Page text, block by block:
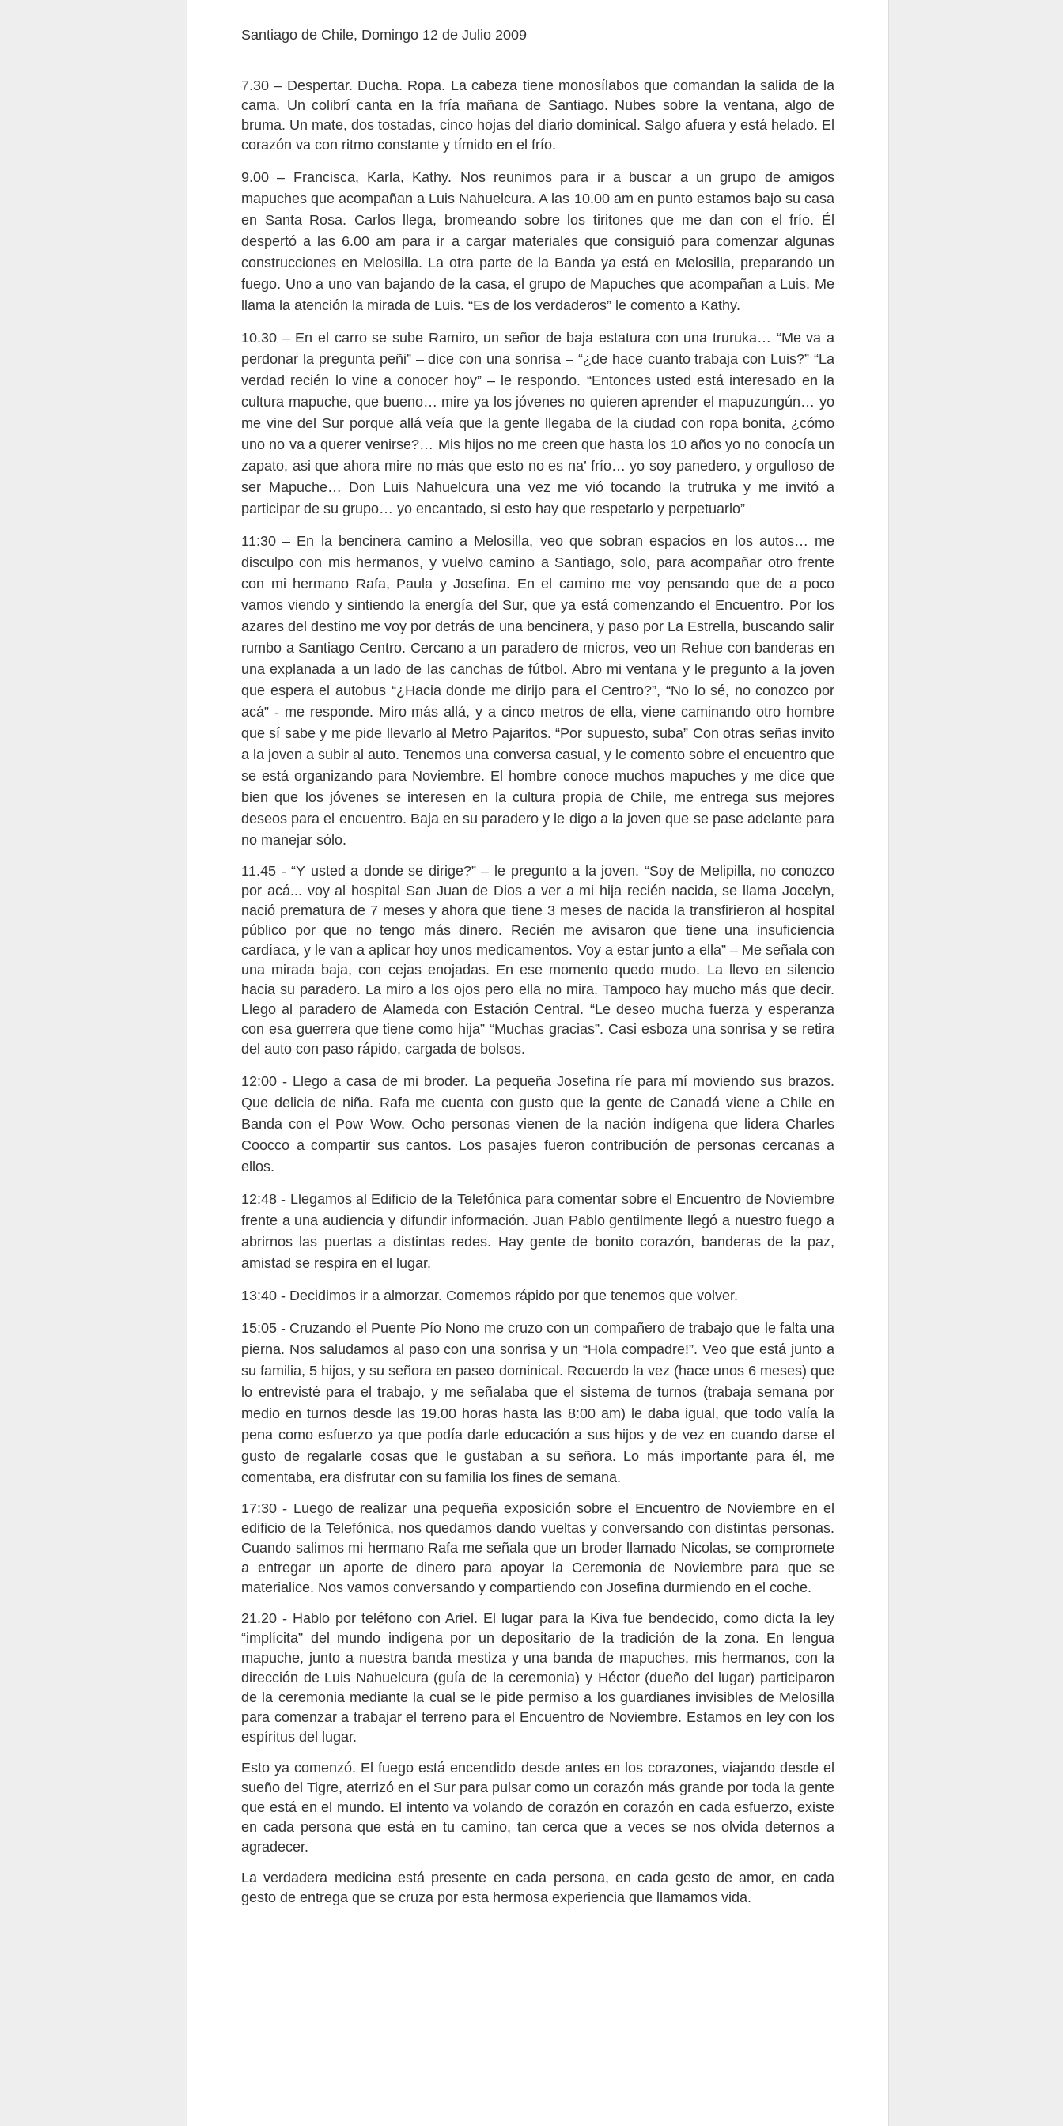
Santiago de Chile, Domingo 12 de Julio 2009
7.30 – Despertar. Ducha. Ropa. La cabeza tiene monosílabos que comandan la salida de la
cama. Un colibrí canta en la fría mañana de Santiago. Nubes sobre la ventana, algo de
bruma. Un mate, dos tostadas, cinco hojas del diario dominical. Salgo afuera y está helado. El
corazón va con ritmo constante y tímido en el frío.
9.00 – Francisca, Karla, Kathy. Nos reunimos para ir a buscar a un grupo de amigos
mapuches que acompañan a Luis Nahuelcura. A las 10.00 am en punto estamos bajo su casa
en Santa Rosa. Carlos llega, bromeando sobre los tiritones que me dan con el frío. Él
despertó a las 6.00 am para ir a cargar materiales que consiguió para comenzar algunas
construcciones en Melosilla. La otra parte de la Banda ya está en Melosilla, preparando un
fuego. Uno a uno van bajando de la casa, el grupo de Mapuches que acompañan a Luis. Me
llama la atención la mirada de Luis. “Es de los verdaderos” le comento a Kathy.
10.30 – En el carro se sube Ramiro, un señor de baja estatura con una truruka… “Me va a
perdonar la pregunta peñi” – dice con una sonrisa – “¿de hace cuanto trabaja con Luis?” “La
verdad recién lo vine a conocer hoy” – le respondo. “Entonces usted está interesado en la
cultura mapuche, que bueno… mire ya los jóvenes no quieren aprender el mapuzungún… yo
me vine del Sur porque allá veía que la gente llegaba de la ciudad con ropa bonita, ¿cómo
uno no va a querer venirse?… Mis hijos no me creen que hasta los 10 años yo no conocía un
zapato, asi que ahora mire no más que esto no es na’ frío… yo soy panedero, y orgulloso de
ser Mapuche… Don Luis Nahuelcura una vez me vió tocando la trutruka y me invitó a
participar de su grupo… yo encantado, si esto hay que respetarlo y perpetuarlo”
11:30 – En la bencinera camino a Melosilla, veo que sobran espacios en los autos… me
disculpo con mis hermanos, y vuelvo camino a Santiago, solo, para acompañar otro frente
con mi hermano Rafa, Paula y Josefina. En el camino me voy pensando que de a poco
vamos viendo y sintiendo la energía del Sur, que ya está comenzando el Encuentro. Por los
azares del destino me voy por detrás de una bencinera, y paso por La Estrella, buscando salir
rumbo a Santiago Centro. Cercano a un paradero de micros, veo un Rehue con banderas en
una explanada a un lado de las canchas de fútbol. Abro mi ventana y le pregunto a la joven
que espera el autobus “¿Hacia donde me dirijo para el Centro?”, “No lo sé, no conozco por
acá” - me responde. Miro más allá, y a cinco metros de ella, viene caminando otro hombre
que sí sabe y me pide llevarlo al Metro Pajaritos. “Por supuesto, suba” Con otras señas invito
a la joven a subir al auto. Tenemos una conversa casual, y le comento sobre el encuentro que
se está organizando para Noviembre. El hombre conoce muchos mapuches y me dice que
bien que los jóvenes se interesen en la cultura propia de Chile, me entrega sus mejores
deseos para el encuentro. Baja en su paradero y le digo a la joven que se pase adelante para
no manejar sólo.
11.45 - “Y usted a donde se dirige?” – le pregunto a la joven. “Soy de Melipilla, no conozco
por acá... voy al hospital San Juan de Dios a ver a mi hija recién nacida, se llama Jocelyn,
nació prematura de 7 meses y ahora que tiene 3 meses de nacida la transfirieron al hospital
público por que no tengo más dinero. Recién me avisaron que tiene una insuficiencia
cardíaca, y le van a aplicar hoy unos medicamentos. Voy a estar junto a ella” – Me señala con
una mirada baja, con cejas enojadas. En ese momento quedo mudo. La llevo en silencio
hacia su paradero. La miro a los ojos pero ella no mira. Tampoco hay mucho más que decir.
Llego al paradero de Alameda con Estación Central. “Le deseo mucha fuerza y esperanza
con esa guerrera que tiene como hija” “Muchas gracias”. Casi esboza una sonrisa y se retira
del auto con paso rápido, cargada de bolsos.
12:00 - Llego a casa de mi broder. La pequeña Josefina ríe para mí moviendo sus brazos.
Que delicia de niña. Rafa me cuenta con gusto que la gente de Canadá viene a Chile en
Banda con el Pow Wow. Ocho personas vienen de la nación indígena que lidera Charles
Coocco a compartir sus cantos. Los pasajes fueron contribución de personas cercanas a
ellos.
12:48 - Llegamos al Edificio de la Telefónica para comentar sobre el Encuentro de Noviembre
frente a una audiencia y difundir información. Juan Pablo gentilmente llegó a nuestro fuego a
abrirnos las puertas a distintas redes. Hay gente de bonito corazón, banderas de la paz,
amistad se respira en el lugar.
13:40 - Decidimos ir a almorzar. Comemos rápido por que tenemos que volver.
15:05 - Cruzando el Puente Pío Nono me cruzo con un compañero de trabajo que le falta una
pierna. Nos saludamos al paso con una sonrisa y un “Hola compadre!”. Veo que está junto a
su familia, 5 hijos, y su señora en paseo dominical. Recuerdo la vez (hace unos 6 meses) que
lo entrevisté para el trabajo, y me señalaba que el sistema de turnos (trabaja semana por
medio en turnos desde las 19.00 horas hasta las 8:00 am) le daba igual, que todo valía la
pena como esfuerzo ya que podía darle educación a sus hijos y de vez en cuando darse el
gusto de regalarle cosas que le gustaban a su señora. Lo más importante para él, me
comentaba, era disfrutar con su familia los fines de semana.
17:30 - Luego de realizar una pequeña exposición sobre el Encuentro de Noviembre en el
edificio de la Telefónica, nos quedamos dando vueltas y conversando con distintas personas.
Cuando salimos mi hermano Rafa me señala que un broder llamado Nicolas, se compromete
a entregar un aporte de dinero para apoyar la Ceremonia de Noviembre para que se
materialice. Nos vamos conversando y compartiendo con Josefina durmiendo en el coche.
21.20 - Hablo por teléfono con Ariel. El lugar para la Kiva fue bendecido, como dicta la ley
“implícita” del mundo indígena por un depositario de la tradición de la zona. En lengua
mapuche, junto a nuestra banda mestiza y una banda de mapuches, mis hermanos, con la
dirección de Luis Nahuelcura (guía de la ceremonia) y Héctor (dueño del lugar) participaron
de la ceremonia mediante la cual se le pide permiso a los guardianes invisibles de Melosilla
para comenzar a trabajar el terreno para el Encuentro de Noviembre. Estamos en ley con los
espíritus del lugar.
Esto ya comenzó. El fuego está encendido desde antes en los corazones, viajando desde el
sueño del Tigre, aterrizó en el Sur para pulsar como un corazón más grande por toda la gente
que está en el mundo. El intento va volando de corazón en corazón en cada esfuerzo, existe
en cada persona que está en tu camino, tan cerca que a veces se nos olvida deternos a
agradecer.
La verdadera medicina está presente en cada persona, en cada gesto de amor, en cada
gesto de entrega que se cruza por esta hermosa experiencia que llamamos vida.
Hikuri Neirra I En breve Raíces de la Tierra
1
Flores del Mayab 4 Flores del Mayab 3 What a wonderful world What a wonderful world
Flores del Mayab I El Árbol de la Vida 4 Esperando la entrada del venado.
Mensaje de las Deidades
4 Pronunciamiento Foro Wirikuta Cuerpo de Cosmos / Vibración del Mundo
3 La huella de Wirikuta
Reunar II 2
Reunar 4 El regreso de los Hombres-Aguila Explotación minera suspendida
Declaración de Wirikuta Sangre regalada Ruka Pillan 2 Mensaje acerca del 2012
Del alma Ya viene 3
Marcha por Wirikuta - México DF
Marcha por Wirikuta - México DF WIRIKUTA - Conferencia de Prensa